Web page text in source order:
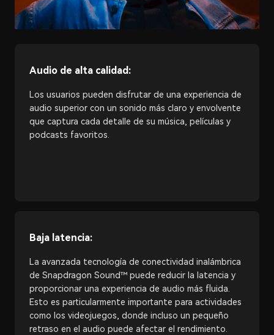
Audio de alta calidad:
Los usuarios pueden disfrutar de una experiencia de
audio superior con un sonido más claro y envolvente
que captura cada detalle de su música, películas y
podcasts favoritos.
Baja latencia:
La avanzada tecnología de conectividad inalámbrica
de Snapdragon Sound™ puede reducir la latencia y
proporcionar una experiencia de audio más fluida.
Esto es particularmente importante para actividades
como los videojuegos, donde incluso un pequeño
retraso en el audio puede afectar el rendimiento.